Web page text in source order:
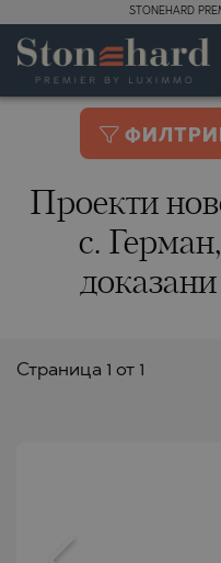
STONEHARD
Проекти
с.
Страницa 1 от 1